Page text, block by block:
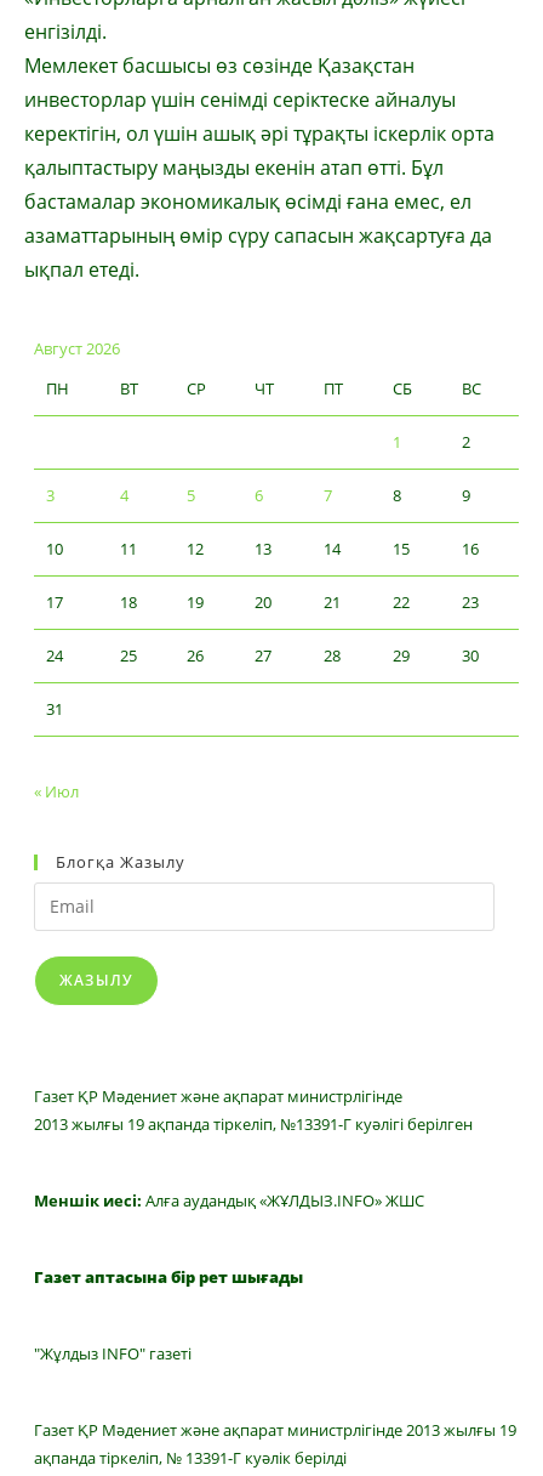
енгізілді.
Мемлекет басшысы өз сөзінде Қазақстан
инвесторлар үшін сенімді серіктеске айналуы
керектігін, ол үшін ашық әрі тұрақты іскерлік орта
қалыптастыру маңызды екенін атап өтті. Бұл
бастамалар экономикалық өсімді ғана емес, ел
азаматтарының өмір сүру сапасын жақсартуға да
ықпал етеді.
Август 2026
ПН
ВТ СР ЧТ ПТ СБ ВС
1 2
3 4 5 6 7 8 9
10 11 12 13 14 15 16
17 18 19 20 21 22 23
24 25 26 27 28 29 30
31
« Июл
Блогқа Жазылу
Email
ЖАЗЫЛУ
Газет ҚР Мәдениет және ақпарат министрлігінде
2013 жылғы 19 ақпанда тіркеліп, №13391-Г куәлігі берілген
Меншік иесі: Алға аудандық «ЖҰЛДЫЗ.INFO» ЖШС
Газет аптасына бір рет шығады
"Жұлдыз INFO" газеті
Газет ҚР Мәдениет және ақпарат министрлігінде 2013 жылғы 19
ақпанда тіркеліп, № 13391-Г куәлік берілді